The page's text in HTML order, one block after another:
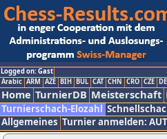
Logged on: Gast
Arabic ARM AZE BIH BUL CAT CHN CRO CZE
Home TurnierDB Meisterschaft
Turnierschach-Elozahl
Allgemeines Turnier anmelden: AUT